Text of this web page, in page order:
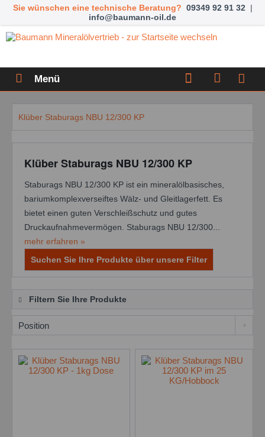
Sie wünschen eine technische Beratung? 09349 92 91 32 |
info@baumann-oil.de
Menü
Klüber Staburags NBU 12/300 KP
Klüber Staburags NBU 12/300 KP
Staburags NBU 12/300 KP ist ein mineralölbasisches,
bariumkomplexverseiftes Wälz- und Gleitlagerfett. Es
bietet einen guten Verschleißschutz und gutes
Druckaufnahmevermögen. Staburags NBU 12/300...
mehr erfahren »
Suchen Sie Ihre Produkte über unsere Filter
Filtern Sie Ihre Produkte